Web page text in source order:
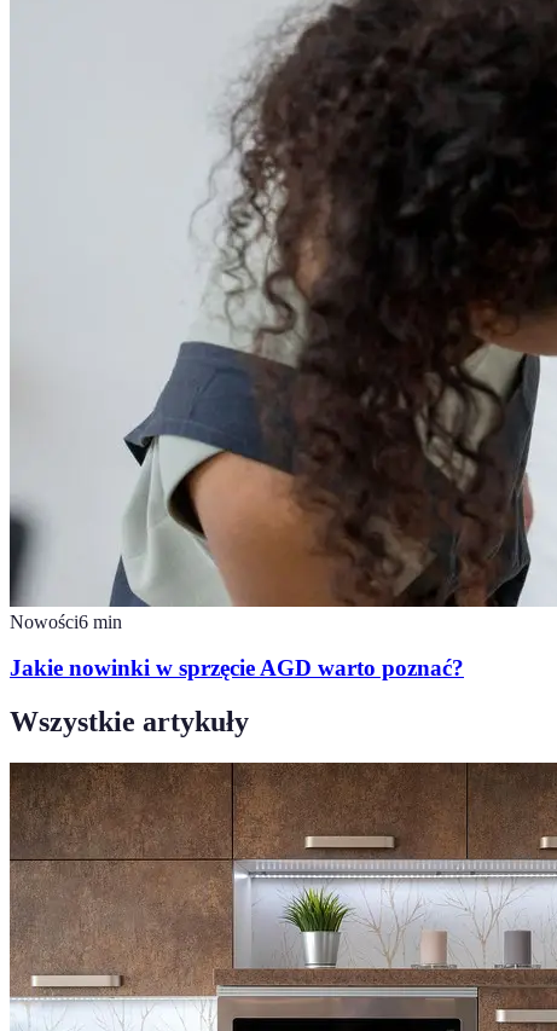
Nowości6 min
Jakie nowinki w sprzęcie AGD warto poznać?
Wszystkie artykuły